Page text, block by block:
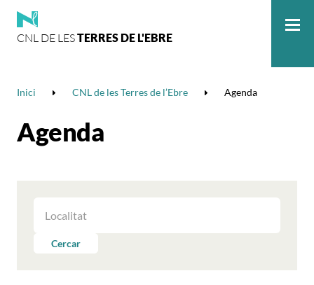
CNL DE LESTERRES DE L'EBRE
Inici CNL de les Terres de l’Ebre Agenda
Agenda
LES
PERCercar